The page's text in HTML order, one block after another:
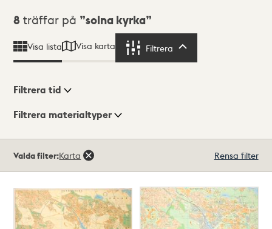
Sökresultat
8 träffar på solna kyrka
Visa lista Visa karta Filtrera
Visningsläge
Filtrera tid
Filtrera materialtyper
träffar
Valda filter:Karta Rensa filter